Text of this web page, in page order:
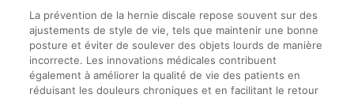
La prévention de la hernie discale repose souvent sur des
ajustements de style de vie, tels que maintenir une bonne
posture et éviter de soulever des objets lourds de manière
incorrecte. Les innovations médicales contribuent
également à améliorer la qualité de vie des patients en
réduisant les douleurs chroniques et en facilitant le retour